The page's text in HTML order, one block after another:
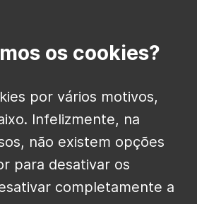
os cookies?
por vários motivos,
Infelizmente, na
não existem opções
para desativar os
completamente a